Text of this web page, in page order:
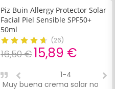
Piz Buin Allergy Protector Solar
Facial Piel Sensible SPF50+
50ml
(26)
16,50 €15,89 €
Muy buena crema solar no
1-4